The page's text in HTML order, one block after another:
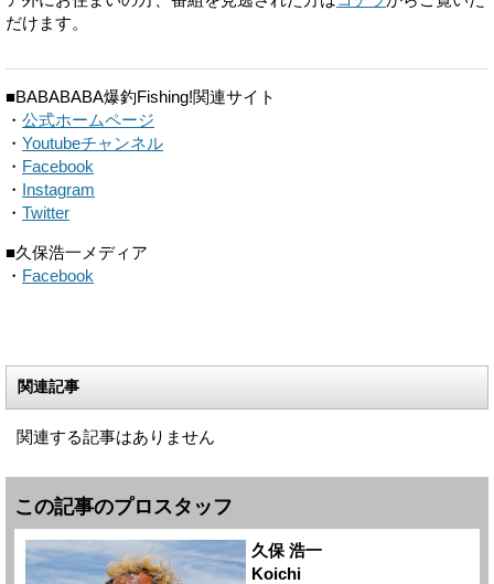
だけます。
■BABABABA爆釣Fishing!関連サイト
・ 公式ホームページ
・ Youtubeチャンネル
・ Facebook
・
Instagram
・ Twitter
■久保浩一メディア
・ Facebook
関連記事
関連する記事はありません
この記事のプロスタッフ
久保 浩一
Koichi